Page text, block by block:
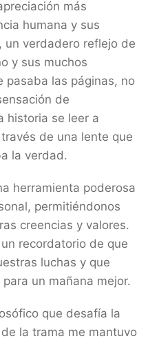
más
humana y sus
un verdadero reflejo de
y sus muchos
pasaba las páginas, no
de
historia se leer a
de una lente que
la verdad.
herramienta poderosa
permitiéndonos
creencias y valores.
recordatorio de que
luchas y que
un mañana mejor.
que desafía la
la trama me mantuvo